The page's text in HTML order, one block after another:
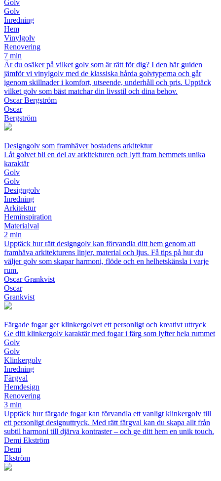
Golv
Golv
Inredning
Hem
Vinylgolv
Renovering
7 min
Är du osäker på vilket golv som är rätt för dig? I den här guiden
jämför vi vinylgolv med de klassiska hårda golvtyperna och går
igenom skillnader i komfort, utseende, underhåll och pris. Upptäck
vilket golv som bäst matchar din livsstil och dina behov.
Oscar Bergström
Oscar
Bergström
Designgolv som framhäver bostadens arkitektur
Låt golvet bli en del av arkitekturen och lyft fram hemmets unika
karaktär
Golv
Golv
Designgolv
Inredning
Arkitektur
Heminspiration
Materialval
2 min
Upptäck hur rätt designgolv kan förvandla ditt hem genom att
framhäva arkitekturens linjer, material och ljus. Få tips på hur du
väljer golv som skapar harmoni, flöde och en helhetskänsla i varje
rum.
Oscar Grankvist
Oscar
Grankvist
Färgade fogar ger klinkergolvet ett personligt och kreativt uttryck
Ge ditt klinkergolv karaktär med fogar i färg som lyfter hela rummet
Golv
Golv
Klinkergolv
Inredning
Färgval
Hemdesign
Renovering
3 min
Upptäck hur färgade fogar kan förvandla ett vanligt klinkergolv till
ett personligt designuttryck. Med rätt färgval kan du skapa allt från
subtil harmoni till djärva kontraster – och ge ditt hem en unik touch.
Demi Ekström
Demi
Ekström